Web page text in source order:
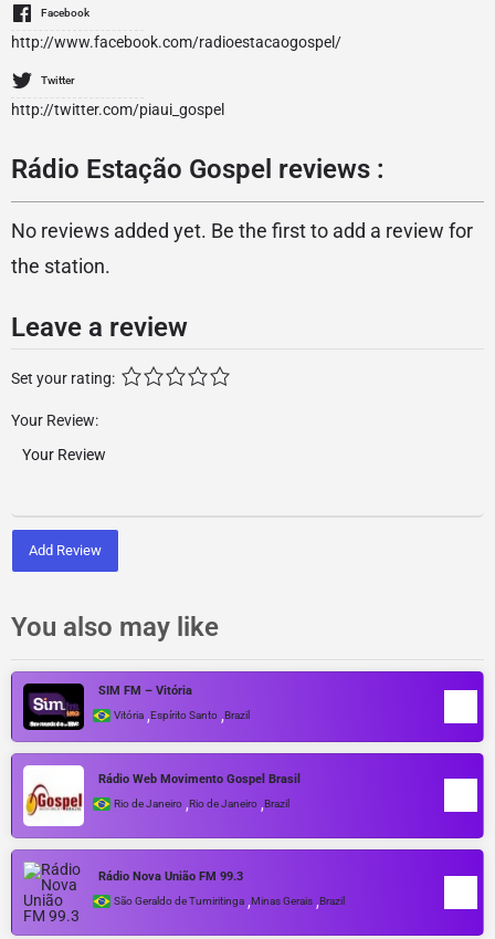
Facebook
http://www.facebook.com/radioestacaogospel/
Twitter
http://twitter.com/piaui_gospel
Rádio Estação Gospel reviews :
No reviews added yet. Be the first to add a review for
the station.
Leave a review
Set your rating:
Your Review:
Add Review
You also may like
SIM FM – Vitória
Vitória ,Espírito Santo ,Brazil
Rádio Web Movimento Gospel Brasil
Rio de Janeiro ,Rio de Janeiro ,Brazil
Rádio Nova União FM 99.3
São Geraldo de Tumiritinga ,Minas Gerais ,Brazil